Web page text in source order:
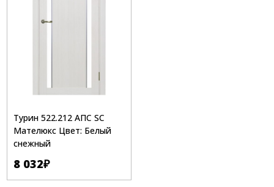
Турин 522.212 АПС SC
Мателюкс Цвет: Белый
снежный
8 032₽